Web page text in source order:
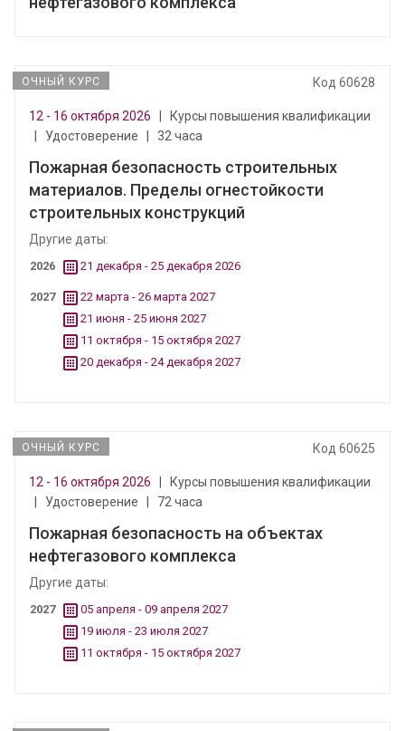
ОЧНЫЙ КУРС Код 60628
12 - 16 октября 2026
Курсы повышения квалификации
Удостоверение 32 часа
Пожарная безопасность строительных
материалов. Пределы огнестойкости
строительных конструкций
Другие даты:
2026 21 декабря - 25 декабря 2026
2027
22 марта - 26 марта 2027
21 июня - 25 июня 2027
11 октября - 15 октября 2027
20 декабря - 24 декабря 2027
ОЧНЫЙ КУРС Код 60625
12 - 16 октября 2026
Курсы повышения квалификации
Удостоверение 72 часа
Пожарная безопасность на объектах
нефтегазового комплекса
Другие даты:
2027
05 апреля - 09 апреля 2027
19 июля - 23 июля 2027
11 октября - 15 октября 2027